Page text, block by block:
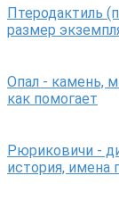
Птеродактиль
размер
Опал - камень,
как помогает
Рюриковичи -
история, имена